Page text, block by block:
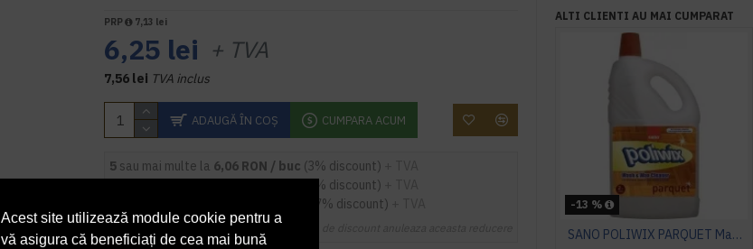
Acest site utilizează module cookie pentru a
vă asigura că beneficiați de cea mai bună
PRP 7,13 lei
6,25 lei + TVA
7,56 lei TVA inclus
ADAUGĂ ÎN COŞ CUMPARA ACUM
5 sau mai multe la 6,06 RON / buc (3% discount)
(5% discount)
(7% discount)
ALTI CLIENTI AU MAI CUMPARAT
-13 %
SANO POLIWIX PARQUET Manual, 2l, detergent parchet